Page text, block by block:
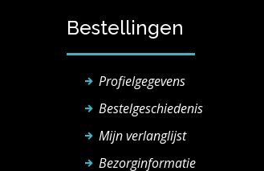
Bestellingen
Profielgegevens
Bestelgeschiedenis
Mijn verlanglijst
Bezorginformatie